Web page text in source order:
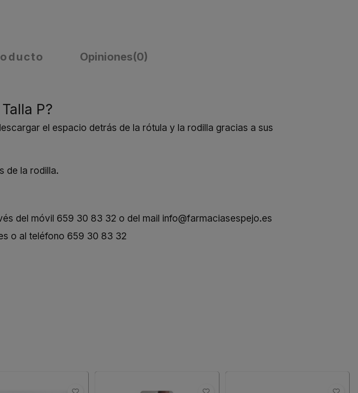
Opiniones(0)
P?
el espacio detrás de la rótula y la rodilla gracias a sus
de la rodilla.
del móvil 659 30 83 32 o del mail info@farmaciasespejo.es
o al teléfono 659 30 83 32